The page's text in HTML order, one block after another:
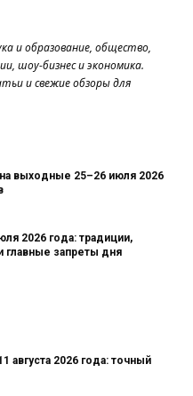
и образование, общество,
шоу-бизнес и экономика.
и свежие обзоры для
выходные 25–26 июля 2026
2026 года: традиции,
запреты дня
августа 2026 года: точный